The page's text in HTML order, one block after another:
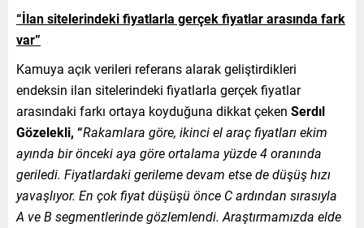
“İlan sitelerindeki fiyatlarla gerçek fiyatlar arasında fark
var”
Kamuya açık verileri referans alarak geliştirdikleri
endeksin ilan sitelerindeki fiyatlarla gerçek fiyatlar
arasındaki farkı ortaya koyduğuna dikkat çeken Serdıl
Gözelekli, “Rakamlara göre, ikinci el araç fiyatları ekim
ayında bir önceki aya göre ortalama yüzde 4 oranında
geriledi. Fiyatlardaki gerileme devam etse de düşüş hızı
yavaşlıyor. En çok fiyat düşüşü önce C ardından sırasıyla
A ve B segmentlerinde gözlemlendi. Araştırmamızda elde